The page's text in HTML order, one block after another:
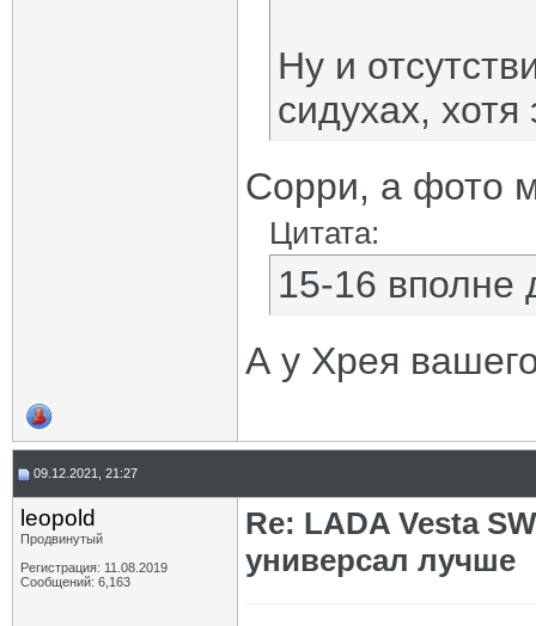
Ну и
сидухах,
Сорри, а фото
Цитата:
15-16 вполне
А у Хрея
09.12.2021, 21:27
leopold
Продвинутый
Регистрация: 11.08.2019
Сообщений: 6,163
Re: LADA Vesta
универсал лучше